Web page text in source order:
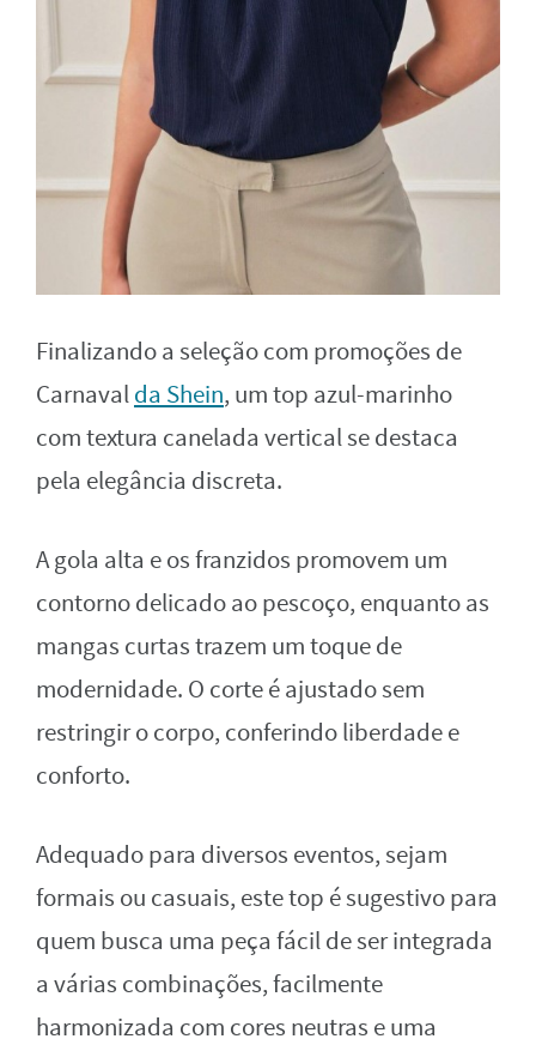
Finalizando a seleção com promoções de
Carnavalda Shein, um top azul-marinho
com textura canelada vertical se destaca
pela elegância discreta.
A gola alta e os franzidos promovem um
contorno delicado ao pescoço, enquanto as
mangas curtas trazem um toque de
modernidade. O corte é ajustado sem
restringir o corpo, conferindo liberdade e
conforto.
Adequado para diversos eventos, sejam
formais ou casuais, este top é sugestivo para
quem busca uma peça fácil de ser integrada
a várias combinações, facilmente
harmonizada com cores neutras e uma